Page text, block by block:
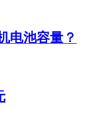
电池容量？